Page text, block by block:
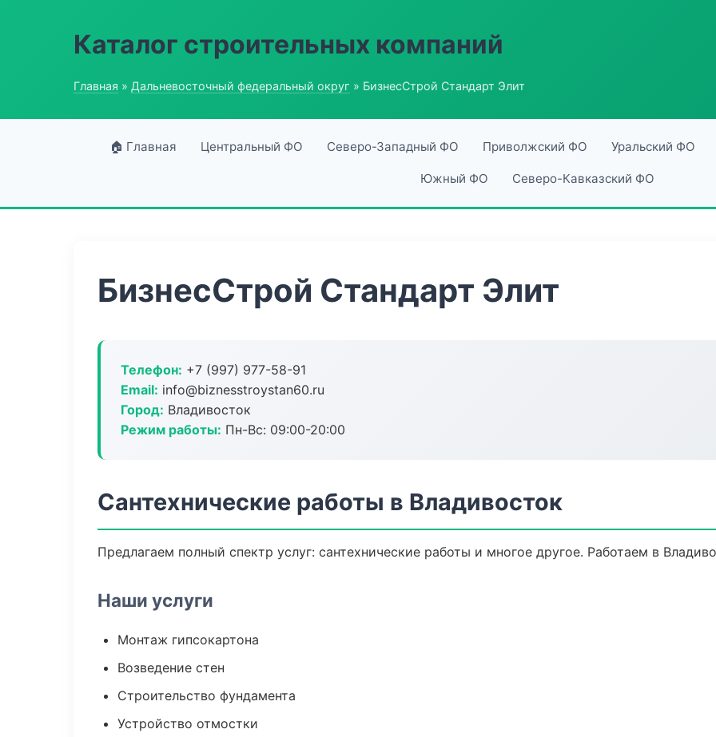
Каталог строительных компаний
Главная » Дальневосточный федеральный округ » БизнесСтрой Стандарт Элит
🏠 Главная Центральный ФО Северо-Западный ФО Приволжский ФО Уральский ФО
Южный ФО Северо-Кавказский ФО
БизнесСтрой Стандарт Элит
Телефон: +7 (997) 977-58-91
Email: info@biznesstroystan60.ru
Город: Владивосток
Режим работы: Пн-Вс: 09:00-20:00
Сантехнические работы в Владивосток
Предлагаем полный спектр услуг: сантехнические работы и многое другое. Работаем в
Наши услуги
Монтаж гипсокартона
Возведение стен
Строительство фундамента
Устройство отмостки